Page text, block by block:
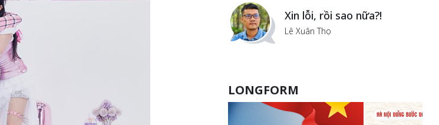
Vẻ đẹp của khoa học nhân
văn
Lưu Nguyệt Linh
LONGFORM